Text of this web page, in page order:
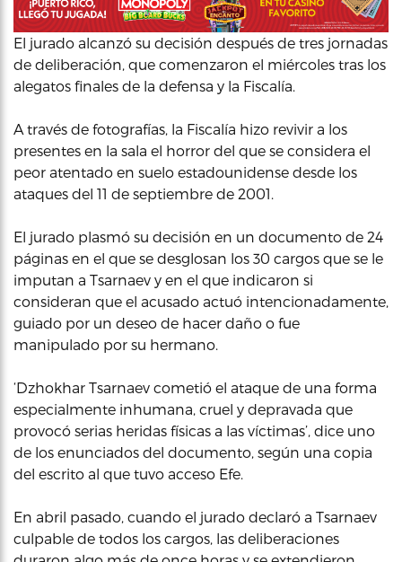
El jurado alcanzó su decisión después de tres jornadas
de deliberación, que comenzaron el miércoles tras los
alegatos finales de la defensa y la Fiscalía.
A través de fotografías, la Fiscalía hizo revivir a los
presentes en la sala el horror del que se considera el
peor atentado en suelo estadounidense desde los
ataques del 11 de septiembre de 2001.
El jurado plasmó su decisión en un documento de 24
páginas en el que se desglosan los 30 cargos que se le
imputan a Tsarnaev y en el que indicaron si
consideran que el acusado actuó intencionadamente,
guiado por un deseo de hacer daño o fue
manipulado por su hermano.
‘Dzhokhar Tsarnaev cometió el ataque de una forma
especialmente inhumana, cruel y depravada que
provocó serias heridas físicas a las víctimas’, dice uno
de los enunciados del documento, según una copia
del escrito al que tuvo acceso Efe.
En abril pasado, cuando el jurado declaró a Tsarnaev
culpable de todos los cargos, las deliberaciones